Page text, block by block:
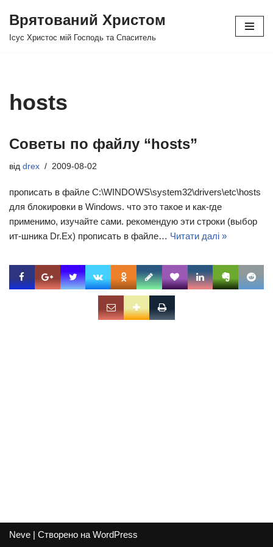
Перейти
Врятований Христом
Ісус Христос мій Господь та Спаситель
hosts
Советы по файлу “hosts”
від drex 2009-08-02
прописать в файле C:\WINDOWS\system32\drivers\etc\hosts
для блокировки в Windows. что это такое и как-где
применимо, изучайте сами. рекомендую эти строки (выбор
ит-шника Dr.Ex) прописать в файле… Читати далі »
Neve | Створено на WordPress